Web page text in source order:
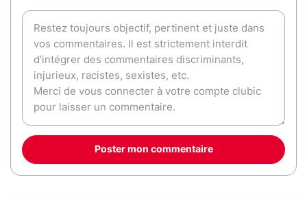
Poster mon commentaire